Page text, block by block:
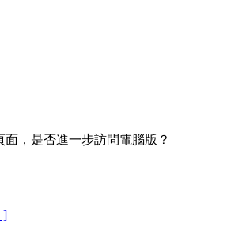
，是否進一步訪問電腦版？
]